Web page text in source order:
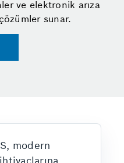
ve elektronik arıza
sunar.
modern